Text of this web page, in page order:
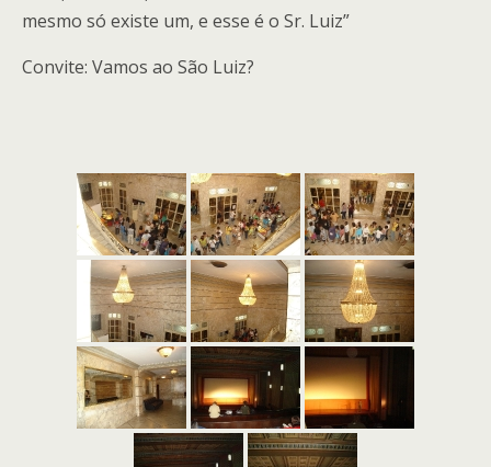
mesmo só existe um, e esse é o Sr. Luiz”
Convite: Vamos ao São Luiz?